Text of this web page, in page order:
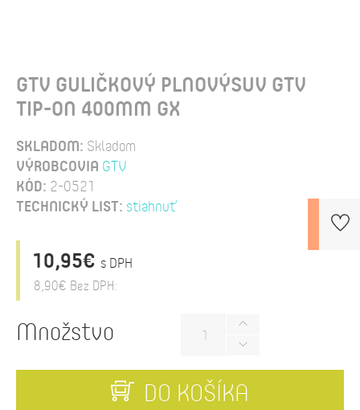
GTV GULIČKOVÝ PLNOVÝSUV GTV
TIP-ON 400MM GX
SKLADOM: Skladom
VÝROBCOVIA GTV
KÓD: 2-0521
TECHNICKÝ LIST: stiahnuť
10,95€ s DPH
8,90€ Bez DPH:
Množstvo
DO KOŠÍKA